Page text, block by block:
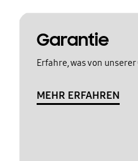
Garantie
Erfahre, was von
MEHR ERFAHREN